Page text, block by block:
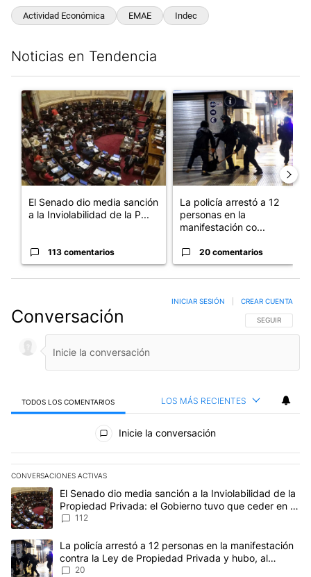
Actividad Económica EMAE Indec
Noticias en Tendencia
Un artículo de tendencia con el título "El Senado dio media
El Senado dio media sanción
a la Inviolabilidad de la P...
113 comentarios
Un artículo de tendencia con
La policía arrestó a 12
personas en la
manifestación co...
20 comentarios
Conversación SIGA ESTA
SEGUIR
INICIAR SESIÓN CREAR CUENTA
TODOS LOS COMENTARIOS LOS MÁS RECIENTES
Todos los comentarios
Inicie la conversación
CONVERSACIONES ACTIVAS
Este listado muestra los artículos con más comentarios en los
Un artículo de tendencia con el título "El Senado dio media
El Senado dio media sanción a la Inviolabilidad de la
Propiedad Privada: el Gobierno tuvo que ceder en la
Ley del Manejo del Fuego
112
Un artículo de tendencia con el título "La policía arrestó a 12
La policía arrestó a 12 personas en la manifestación
contra la Ley de Propiedad Privada y hubo, al
menos, 3 agentes heridos
20